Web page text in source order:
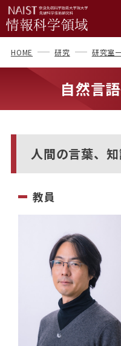
HOME 研究 研究室
自然言
人間の言葉、
教員